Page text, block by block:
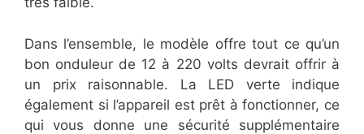
Dans l’ensemble, le modèle offre tout ce qu’un
bon onduleur de 12 à 220 volts devrait offrir à
un prix raisonnable. La LED verte indique
également si l’appareil est prêt à fonctionner, ce
qui vous donne une sécurité supplémentaire